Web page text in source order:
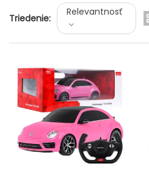
Triedenie:
Relevantnosť